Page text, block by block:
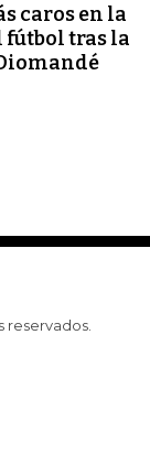
caros en la
tras la
reservados.